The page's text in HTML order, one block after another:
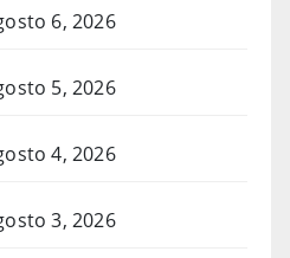
6, 2026
5, 2026
4, 2026
3, 2026